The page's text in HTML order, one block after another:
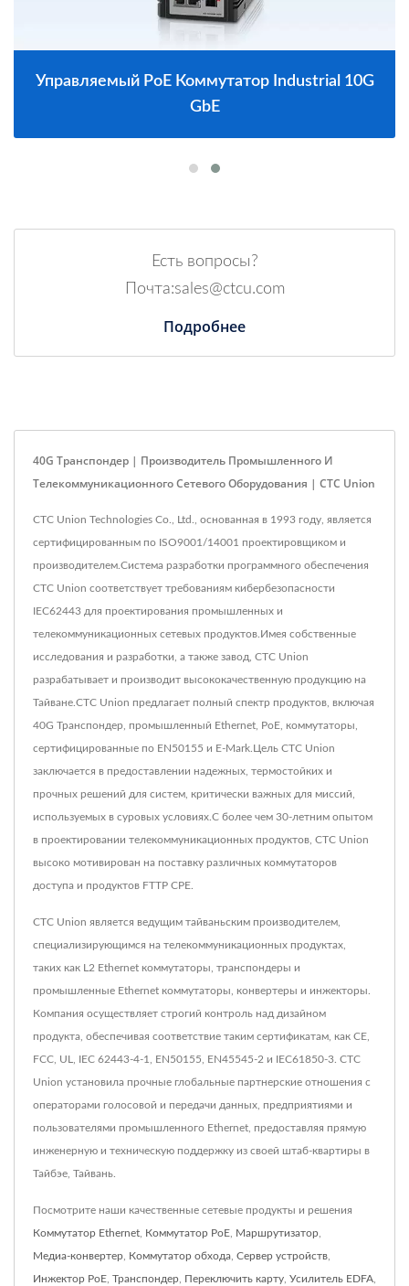
Управляемый PoE Коммутатор Industrial 10G
GbE
Есть вопросы?
Почта:sales@ctcu.com
Подробнее
40G Транспондер | Производитель Промышленного И
Телекоммуникационного Сетевого Оборудования | CTC Union
CTC Union Technologies Co., Ltd., основанная в 1993 году, является
сертифицированным по ISO9001/14001 проектировщиком и
производителем.Система разработки программного обеспечения
CTC Union соответствует требованиям кибербезопасности
IEC62443 для проектирования промышленных и
телекоммуникационных сетевых продуктов.Имея собственные
исследования и разработки, а также завод, CTC Union
разрабатывает и производит высококачественную продукцию на
Тайване.CTC Union предлагает полный спектр продуктов, включая
40G Транспондер, промышленный Ethernet, PoE, коммутаторы,
сертифицированные по EN50155 и E-Mark.Цель CTC Union
заключается в предоставлении надежных, термостойких и
прочных решений для систем, критически важных для миссий,
используемых в суровых условиях.С более чем 30-летним опытом
в проектировании телекоммуникационных продуктов, CTC Union
высоко мотивирован на поставку различных коммутаторов
доступа и продуктов FTTP CPE.
CTC Union является ведущим тайваньским производителем,
специализирующимся на телекоммуникационных продуктах,
таких как L2 Ethernet коммутаторы, транспондеры и
промышленные Ethernet коммутаторы, конвертеры и инжекторы.
Компания осуществляет строгий контроль над дизайном
продукта, обеспечивая соответствие таким сертификатам, как CE,
FCC, UL, IEC 62443-4-1, EN50155, EN45545-2 и IEC61850-3. CTC
Union установила прочные глобальные партнерские отношения с
операторами голосовой и передачи данных, предприятиями и
пользователями промышленного Ethernet, предоставляя прямую
инженерную и техническую поддержку из своей штаб-квартиры в
Тайбэе, Тайвань.
Посмотрите наши качественные сетевые продукты и решения
Коммутатор Ethernet Коммутатор PoE Маршрутизатор
Медиа-конвертер Коммутатор обхода Сервер устройств
Инжектор PoE Транспондер Переключить карту Усилитель EDFA